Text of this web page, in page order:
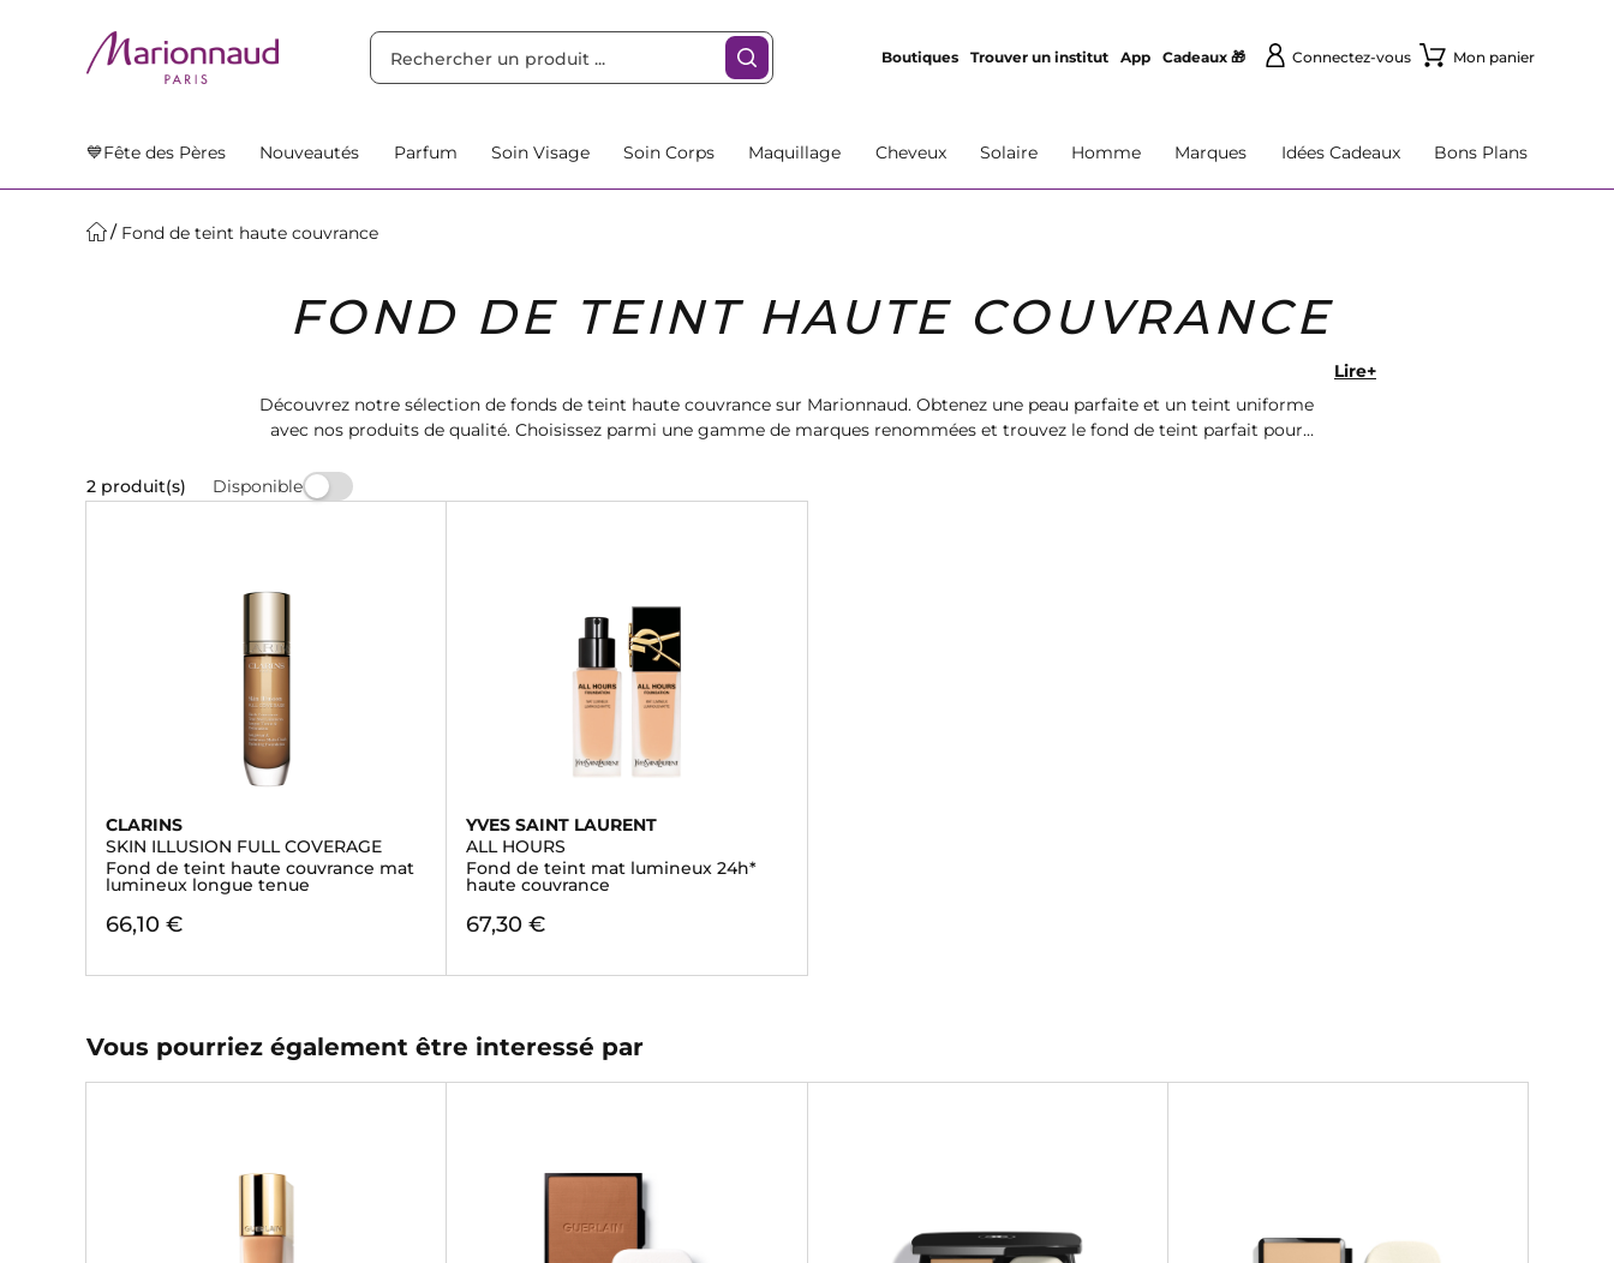
Boutiques Trouver un institut App Cadeaux 🎁 Connectez-vous Mon panier
💙Fête des Pères Nouveautés Parfum Soin Visage Soin Corps Maquillage Cheveux Solaire Homme Marques Idées Cadeaux Bons Plans
Fond de teint haute couvrance
FOND DE TEINT HAUTE COUVRANCE
Découvrez notre sélection de fonds de teint haute couvrance sur Marionnaud. Obtenez une peau parfaite et un teint uniforme
avec nos produits de qualité. Choisissez parmi une gamme de marques renommées et trouvez le fond de teint parfait pour
Lire+
2 produit(s) Disponible
CLARINS
SKIN ILLUSION FULL COVERAGE
Fond de teint haute couvrance mat
lumineux longue tenue
66,10 €
YVES SAINT LAURENT
ALL HOURS
Fond de teint mat lumineux 24h*
haute couvrance
67,30 €
Vous pourriez également être interessé par